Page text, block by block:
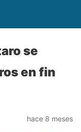
se
en fin
hace 8 meses